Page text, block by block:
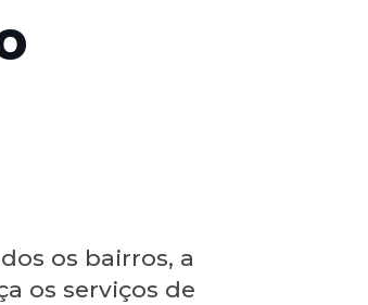
os bairros, a
os serviços de